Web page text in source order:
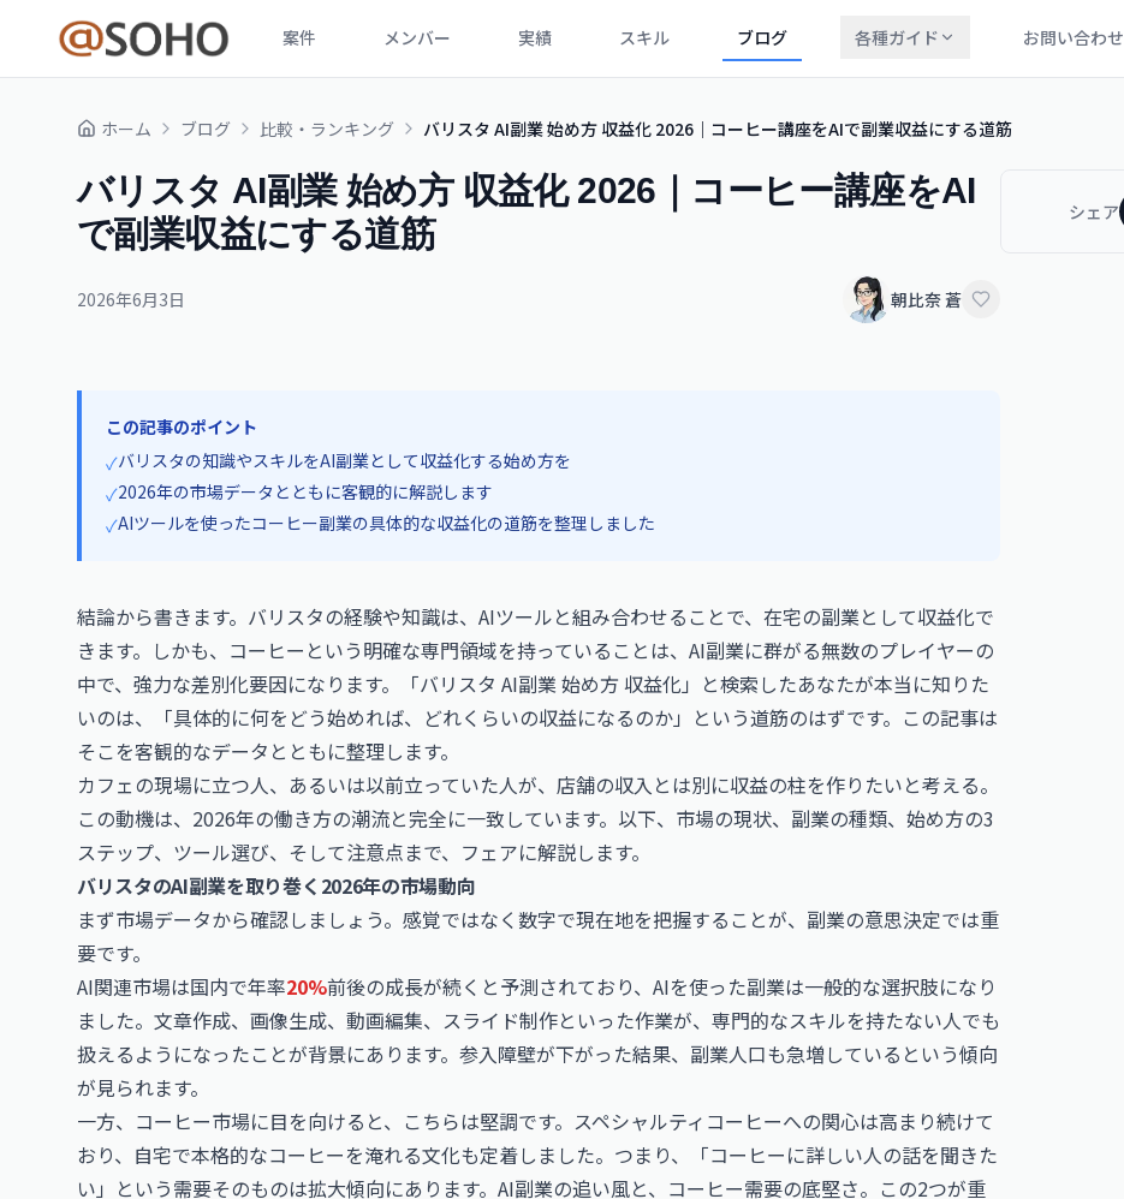
案件 メンバー 実績 スキル ブログ 各種ガイド お問い合わせ
ホーム ブログ 比較・ランキング バリスタ AI副業 始め方 収益化 2026｜コーヒー講座をAIで副業収益にする道筋
バリスタ AI副業 始め方 収益化 2026｜コーヒー講座をAI
で副業収益にする道筋
2026年6月3日 朝比奈 蒼
この記事のポイント
✓バリスタの知識やスキルをAI副業として収益化する始め方を
✓2026年の市場データとともに客観的に解説します
✓AIツールを使ったコーヒー副業の具体的な収益化の道筋を整理しました
結論から書きます。バリスタの経験や知識は、AIツールと組み合わせることで、在宅の副業として収益化で
きます。しかも、コーヒーという明確な専門領域を持っていることは、AI副業に群がる無数のプレイヤーの
中で、強力な差別化要因になります。「バリスタ AI副業 始め方 収益化」と検索したあなたが本当に知りた
いのは、「具体的に何をどう始めれば、どれくらいの収益になるのか」という道筋のはずです。この記事は
そこを客観的なデータとともに整理します。
カフェの現場に立つ人、あるいは以前立っていた人が、店舗の収入とは別に収益の柱を作りたいと考える。
この動機は、2026年の働き方の潮流と完全に一致しています。以下、市場の現状、副業の種類、始め方の3
ステップ、ツール選び、そして注意点まで、フェアに解説します。
バリスタのAI副業を取り巻く2026年の市場動向
まず市場データから確認しましょう。感覚ではなく数字で現在地を把握することが、副業の意思決定では重
要です。
AI関連市場は国内で年率20%前後の成長が続くと予測されており、AIを使った副業は一般的な選択肢になり
ました。文章作成、画像生成、動画編集、スライド制作といった作業が、専門的なスキルを持たない人でも
扱えるようになったことが背景にあります。参入障壁が下がった結果、副業人口も急増しているという傾向
が見られます。
一方、コーヒー市場に目を向けると、こちらは堅調です。スペシャルティコーヒーへの関心は高まり続けて
おり、自宅で本格的なコーヒーを淹れる文化も定着しました。つまり、「コーヒーに詳しい人の話を聞きた
い」という需要そのものは拡大傾向にあります。AI副業の追い風と、コーヒー需要の底堅さ。この2つが重
シェア